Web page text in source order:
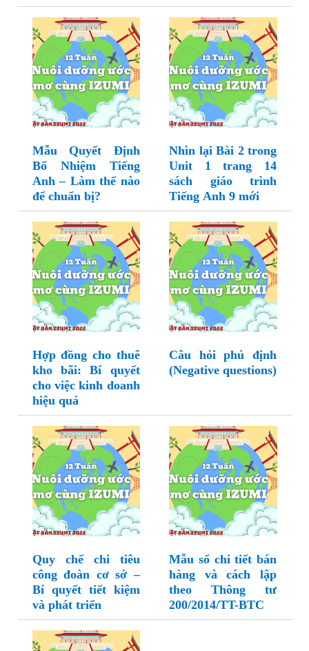
Mẫu Quyết Định
Bổ Nhiệm Tiếng
Anh – Làm thế nào
để chuẩn bị?
Nhìn lại Bài 2 trong
Unit 1 trang 14
sách giáo trình
Tiếng Anh 9 mới
Hợp đồng cho thuê
kho bãi: Bí quyết
cho việc kinh doanh
hiệu quả
Câu hỏi phủ định
(Negative questions)
Quy chế chi tiêu
công đoàn cơ sở –
Bí quyết tiết kiệm
và phát triển
Mẫu sổ chi tiết bán
hàng và cách lập
theo Thông tư
200/2014/TT-BTC